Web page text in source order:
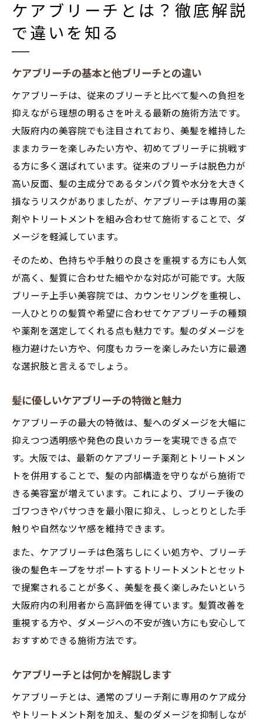
ケアブリーチとは？徹底解説
で違いを知る
ケアブリーチの基本と他ブリーチとの違い
ケアブリーチは、従来のブリーチと比べて髪への負担を
抑えながら理想の明るさを叶える最新の施術方法です。
大阪府内の美容院でも注目されており、美髪を維持した
ままカラーを楽しみたい方や、初めてブリーチに挑戦す
る方に多く選ばれています。従来のブリーチは脱色力が
高い反面、髪の主成分であるタンパク質や水分を大きく
損なうリスクがありましたが、ケアブリーチは専用の薬
剤やトリートメントを組み合わせて施術することで、ダ
メージを軽減しています。
そのため、色持ちや手触りの良さを重視する方にも人気
が高く、髪質に合わせた細やかな対応が可能です。大阪
ブリーチ上手い美容院では、カウンセリングを重視し、
一人ひとりの髪質や希望に合わせてケアブリーチの種類
や薬剤を選定してくれる点も魅力です。髪のダメージを
極力避けたい方や、何度もカラーを楽しみたい方に最適
な選択肢と言えるでしょう。
髪に優しいケアブリーチの特徴と魅力
ケアブリーチの最大の特徴は、髪へのダメージを大幅に
抑えつつ透明感や発色の良いカラーを実現できる点で
す。大阪では、最新のケアブリーチ薬剤とトリートメン
トを併用することで、髪の内部構造を守りながら施術で
きる美容室が増えています。これにより、ブリーチ後の
ゴワつきやパサつきを最小限に抑え、しっとりとした手
触りや自然なツヤ感を維持できます。
また、ケアブリーチは色落ちしにくい処方や、ブリーチ
後の髪色キープをサポートするトリートメントとセット
で提案されることが多く、美髪を長く楽しみたいという
大阪府内の利用者から高評価を得ています。髪質改善を
重視する方や、ダメージへの不安が強い方にも安心して
おすすめできる施術方法です。
ケアブリーチとは何かを解説します
ケアブリーチとは、通常のブリーチ剤に専用のケア成分
やトリートメント剤を加え、髪のダメージを抑制しなが